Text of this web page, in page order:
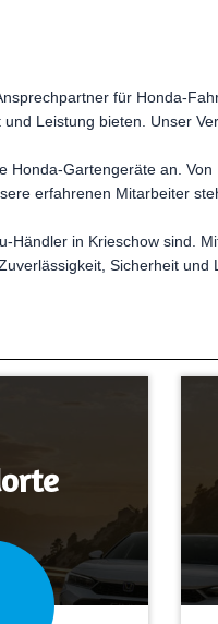
für Honda-
Leistung bieten. Unser
Gartengeräte an.
erfahrenen Mitarbeiter
in Krieschow sind.
Sicherheit